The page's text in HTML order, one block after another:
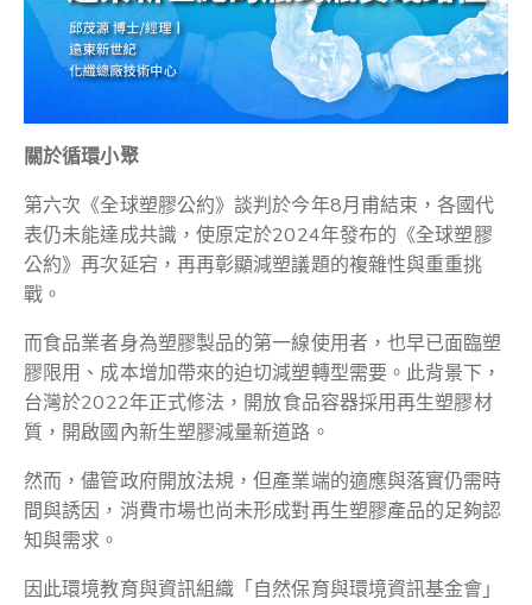
關於循環小聚
第六次《全球塑膠公約》談判於今年8月甫結束，各國代
表仍未能達成共識，使原定於2024年發布的《全球塑膠
公約》再次延宕，再再彰顯減塑議題的複雜性與重重挑
戰。
而食品業者身為塑膠製品的第一線使用者，也早已面臨塑
膠限用、成本增加帶來的迫切減塑轉型需要。此背景下，
台灣於2022年正式修法，開放食品容器採用再生塑膠材
質，開啟國內新生塑膠減量新道路。
然而，儘管政府開放法規，但產業端的適應與落實仍需時
間與誘因，消費市場也尚未形成對再生塑膠產品的足夠認
知與需求。
因此環境教育與資訊組織「自然保育與環境資訊基金會」